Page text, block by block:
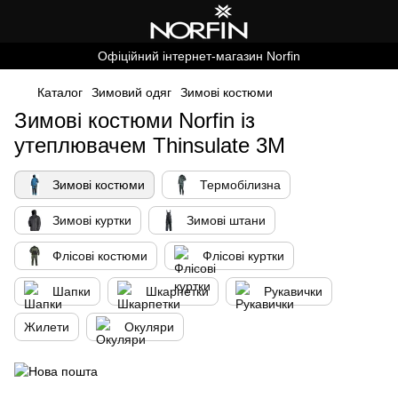
Офіційний інтернет-магазин Norfin
Каталог Зимовий одяг Зимові костюми
Зимові костюми Norfin із
утеплювачем Thinsulate 3M
Зимові костюми Термобілизна
Зимові куртки Зимові штани
Флісові костюми Флісові куртки
Шапки Шкарпетки Рукавички
Жилети Окуляри